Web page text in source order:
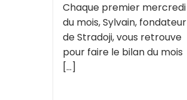
Chaque premier mercredi
du mois, Sylvain, fondateur
de Stradoji, vous retrouve
pour faire le bilan du mois
[...]